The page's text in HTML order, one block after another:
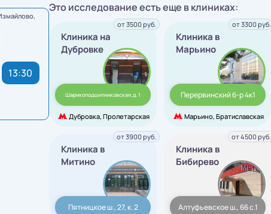
13:30
Это исследование есть еще в клиниках:
Клиника на
Дубровке
Шарикоподшипниковская,д. 1
Дубровка, Пролетарская
от 3500 руб.
Клиника в
Марьино
Перервинский б-р 4к1
Марьино, Братиславская
от 3300 руб.
Клиника в
Митино
Пятницкое ш., 27, к. 2
от 3900 руб.
Клиника в
Бибирево
Алтуфьевское ш., 66 с.1
от 4500 руб.